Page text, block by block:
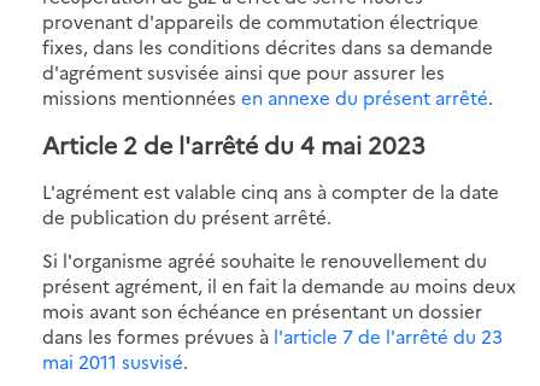
provenant d'appareils de commutation électrique
fixes, dans les conditions décrites dans sa demande
d'agrément susvisée ainsi que pour assurer les
missions mentionnées en annexe du présent arrêté.
Article 2 de l'arrêté du 4 mai 2023
L'agrément est valable cinq ans à compter de la date
de publication du présent arrêté.
Si l'organisme agréé souhaite le renouvellement du
présent agrément, il en fait la demande au moins deux
mois avant son échéance en présentant un dossier
dans les formes prévues à l'article 7 de l'arrêté du 23
mai 2011 susvisé.